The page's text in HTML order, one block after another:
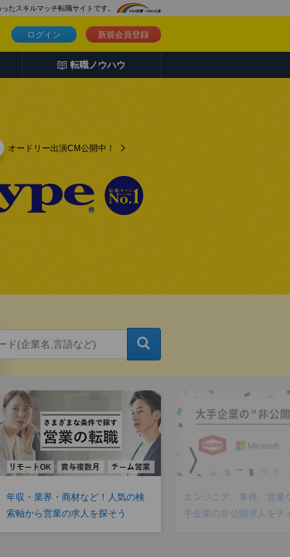
たスキルマッチ転職サイトです。
ログイン 新規会員登録
転職ノウハウ
オードリー出演CM公開中！
年収・業界・商材など！人気の検
索軸から営業の求人を探そう
エンジニア、事務、営業
手企業の非公開求人をチ
〉